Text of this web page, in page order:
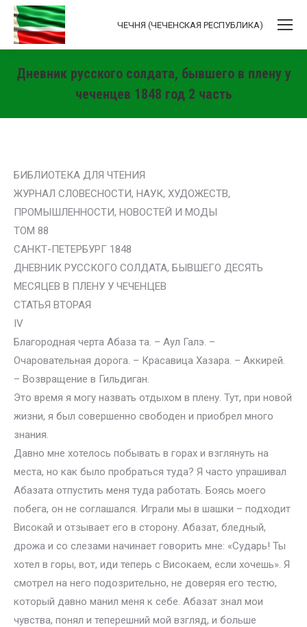
ЧЕЧНЯ (ЧЕЧЕНСКАЯ РЕСПУБЛИКА)
Дневник русского солдата, бывшего в плену у
чеченцев 1848 год 2 часть
БИБЛИОТЕКА ДЛЯ ЧТЕНИЯ
ЖУРНАЛ СЛОВЕСНОСТИ, НАУК, ХУДОЖЕСТВ,
ПРОМЫШЛЕННОСТИ, НОВОСТЕЙ И МОДЫ
ТОМ 88
САНКТ-ПЕТЕРБУРГ 1848
ДНЕВНИК РУССКОГО СОЛДАТА, БЫВШЕГО ДЕСЯТЬ
МЕСЯЦЕВ В ПЛЕНУ У ЧЕЧЕНЦЕВ
СТАТЬЯ ВТОРАЯ
IV
Благородная черта Абаза та. – Аул Галэ. –
Очаровательная дорога. – Красавица Хазара. – Аккирей.
– Возвращение в Гильдиган.
Это время я могу назвать отдыхом в плену. Тут, при новой
жизни, я был совершенно свободен и приобрел много
знания.
Давно мне хотелось побывать в горах и взглянуть на
места, но как было пробраться туда? Я часто упрашивал
Абазата отпустить меня туда работать. Боясь моего
побега, он не соглашался. Играли мы в шашки – подходит
Високай и отзывает его в сторону. Абазат, бледный,
дрожа и со слезами начинает говорить мне: «Сударь! Ты
хотел в горы, вот, иди теперь с Високаем, если хочешь». Я
смотрел на него подозрительно, не доверяя его тестю,
который давно манил меня к себе. Абазат знал мои
чувства, понял и теперешний мой взгляд, и больше